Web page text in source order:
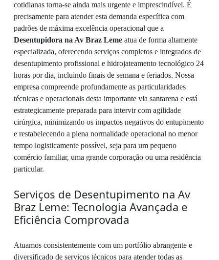
cotidianas torna-se ainda mais urgente e imprescindível. É
precisamente para atender esta demanda específica com
padrões de máxima excelência operacional que a
Desentupidora na Av Braz Leme atua de forma altamente
especializada, oferecendo serviços completos e integrados de
desentupimento profissional e hidrojateamento tecnológico 24
horas por dia, incluindo finais de semana e feriados. Nossa
empresa compreende profundamente as particularidades
técnicas e operacionais desta importante via santarena e está
estrategicamente preparada para intervir com agilidade
cirúrgica, minimizando os impactos negativos do entupimento
e restabelecendo a plena normalidade operacional no menor
tempo logisticamente possível, seja para um pequeno
comércio familiar, uma grande corporação ou uma residência
particular.
Serviços de Desentupimento na Av
Braz Leme: Tecnologia Avançada e
Eficiência Comprovada
Atuamos consistentemente com um portfólio abrangente e
diversificado de serviços técnicos para atender todas as